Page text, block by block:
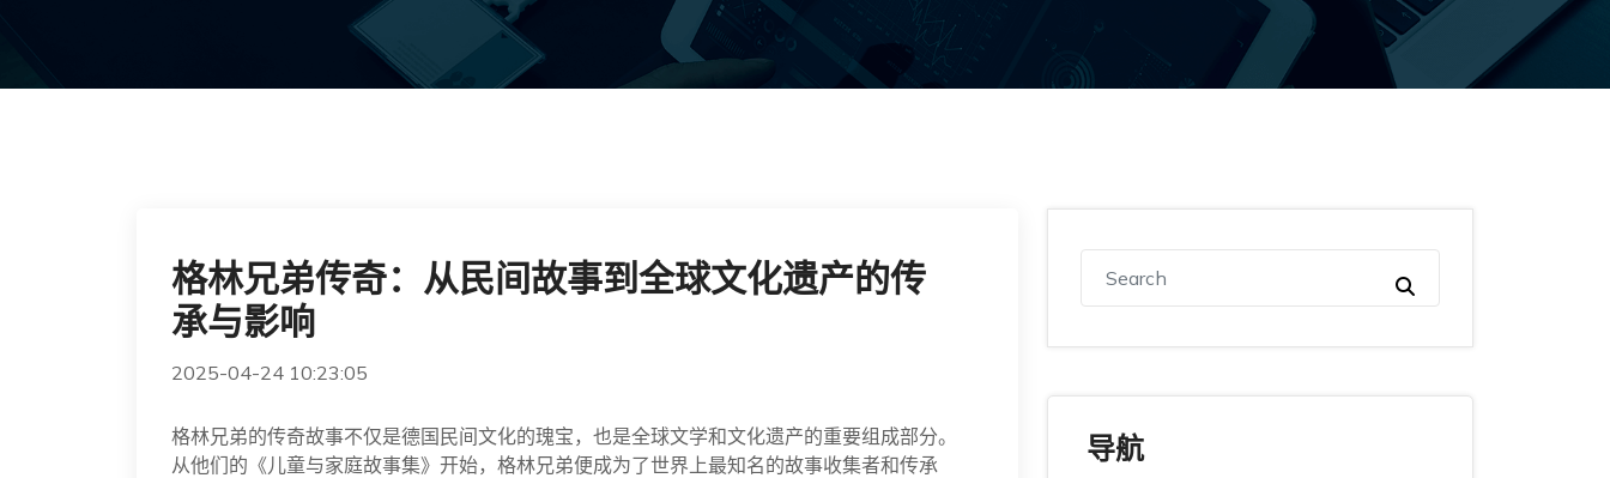
格林兄弟传奇：从民间故事到全球文化遗产的传
承与影响
2025-04-24 10:23:05
格林兄弟的传奇故事不仅是德国民间文化的瑰宝，也是全球文学和文化遗产的重要组成部分。
从他们的《儿童与家庭故事集》开始，格林兄弟便成为了世界上最知名的故事收集者和传承
导航